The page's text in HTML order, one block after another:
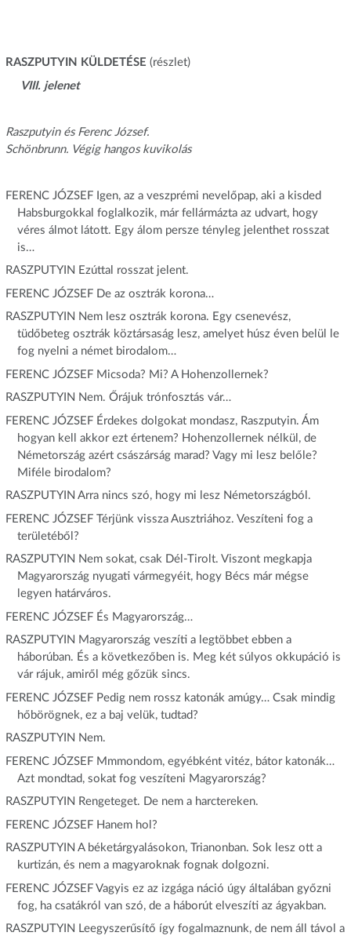
RASZPUTYIN KÜLDETÉSE (részlet)
VIII. jelenet
Raszputyin és Ferenc József.
Schönbrunn. Végig hangos kuvikolás
FERENC JÓZSEF Igen, az a veszprémi nevelőpap, aki a kisded
Habsburgokkal foglalkozik, már fellármázta az udvart, hogy
véres álmot látott. Egy álom persze tényleg jelenthet rosszat
is…
RASZPUTYIN Ezúttal rosszat jelent.
FERENC JÓZSEF De az osztrák korona…
RASZPUTYIN Nem lesz osztrák korona. Egy csenevész,
tüdőbeteg osztrák köztársaság lesz, amelyet húsz éven belül le
fog nyelni a német birodalom…
FERENC JÓZSEF Micsoda? Mi? A Hohenzollernek?
RASZPUTYIN Nem. Őrájuk trónfosztás vár…
FERENC JÓZSEF Érdekes dolgokat mondasz, Raszputyin. Ám
hogyan kell akkor ezt értenem? Hohenzollernek nélkül, de
Németország azért császárság marad? Vagy mi lesz belőle?
Miféle birodalom?
RASZPUTYIN Arra nincs szó, hogy mi lesz Németországból.
FERENC JÓZSEF Térjünk vissza Ausztriához. Veszíteni fog a
területéből?
RASZPUTYIN Nem sokat, csak Dél-Tirolt. Viszont megkapja
Magyarország nyugati vármegyéit, hogy Bécs már mégse
legyen határváros.
FERENC JÓZSEF És Magyarország…
RASZPUTYIN Magyarország veszíti a legtöbbet ebben a
háborúban. És a következőben is. Meg két súlyos okkupáció is
vár rájuk, amiről még gőzük sincs.
FERENC JÓZSEF Pedig nem rossz katonák amúgy… Csak mindig
hőbörögnek, ez a baj velük, tudtad?
RASZPUTYIN Nem.
FERENC JÓZSEF Mmmondom, egyébként vitéz, bátor katonák…
Azt mondtad, sokat fog veszíteni Magyarország?
RASZPUTYIN Rengeteget. De nem a harctereken.
FERENC JÓZSEF Hanem hol?
RASZPUTYIN A béketárgyalásokon, Trianonban. Sok lesz ott a
kurtizán, és nem a magyaroknak fognak dolgozni.
FERENC JÓZSEF Vagyis ez az izgága náció úgy általában győzni
fog, ha csatákról van szó, de a háborút elveszíti az ágyakban.
RASZPUTYIN Leegyszerűsítő így fogalmaznunk, de nem áll távol a